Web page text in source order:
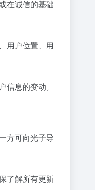
在诚信的基础
用户位置、用
息的变动。
方可向光子导
了解所有更新